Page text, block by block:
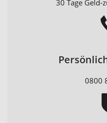
30 Tage Geld-
0800